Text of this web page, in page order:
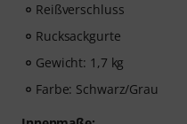
Reißverschluss
Rucksackgurte
Gewicht: 1,7 kg
Farbe: Schwarz/Grau